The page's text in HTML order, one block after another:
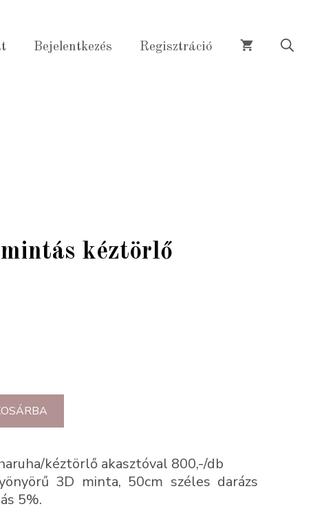
Bejelentkezés Regisztráció
kéztörlő
kéztörlő akasztóval 800,-/db
3D minta, 50cm széles darázs
5%.
mennyiség